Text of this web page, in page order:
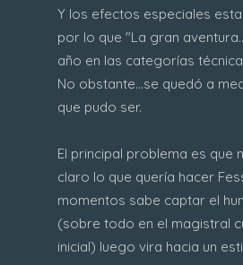
Y los efectos especiales
por lo que "La gran
año en las categorías
No obstante...se quedó a
que pudo ser.
El principal problema es que
claro lo que quería hacer
momentos sabe captar el
(sobre todo en el magistral
inicial) luego vira hacia un